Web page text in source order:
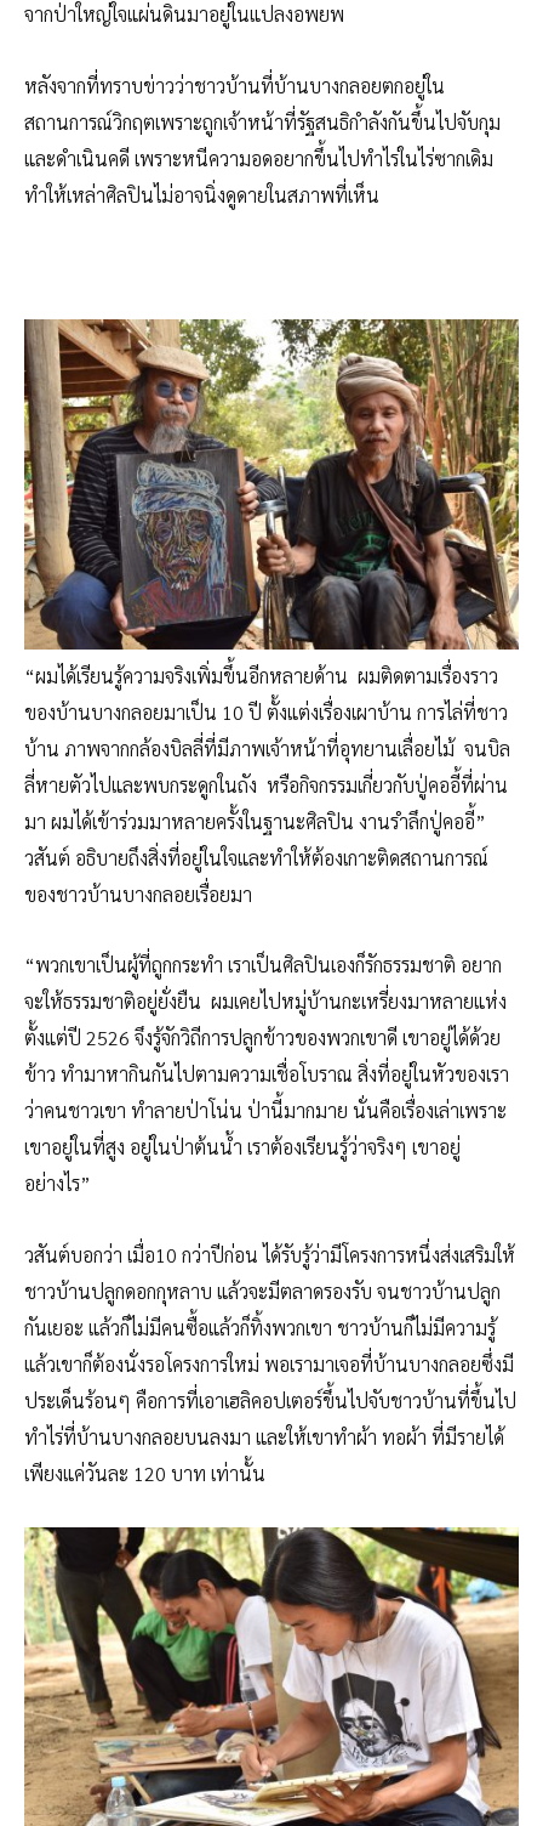
จากป่าใหญ่ใจแผ่นดินมาอยู่ในแปลงอพยพ
หลังจากที่ทราบข่าวว่าชาวบ้านที่บ้านบางกลอยตกอยู่ใน
สถานการณ์วิกฤตเพราะถูกเจ้าหน้าที่รัฐสนธิกำลังกันขึ้นไปจับกุม
และดำเนินคดี เพราะหนีความอดอยากขึ้นไปทำไร่ในไร่ซากเดิม
ทำให้เหล่าศิลปินไม่อาจนิ่งดูดายในสภาพที่เห็น
“ผมได้เรียนรู้ความจริงเพิ่มขึ้นอีกหลายด้าน ผมติดตามเรื่องราว
ของบ้านบางกลอยมาเป็น 10 ปี ตั้งแต่งเรื่องเผาบ้าน การไล่ที่ชาว
บ้าน ภาพจากกล้องบิลลี่ที่มีภาพเจ้าหน้าที่อุทยานเลื่อยไม้ จนบิล
ลี่หายตัวไปและพบกระดูกในถัง หรือกิจกรรมเกี่ยวกับปู่คออี้ที่ผ่าน
มา ผมได้เข้าร่วมมาหลายครั้งในฐานะศิลปิน งานรำลึกปู่คออี้”
วสันต์ อธิบายถึงสิ่งที่อยู่ในใจและทำให้ต้องเกาะติดสถานการณ์
ของชาวบ้านบางกลอยเรื่อยมา
“พวกเขาเป็นผู้ที่ถูกกระทำ เราเป็นศิลปินเองก็รักธรรมชาติ อยาก
จะให้ธรรมชาติอยู่ยั่งยืน ผมเคยไปหมู่บ้านกะเหรี่ยงมาหลายแห่ง
ตั้งแต่ปี 2526 จึงรู้จักวิถีการปลูกข้าวของพวกเขาดี เขาอยู่ได้ด้วย
ข้าว ทำมาหากินกันไปตามความเชื่อโบราณ สิ่งที่อยู่ในหัวของเรา
ว่าคนชาวเขา ทำลายป่าโน่น ป่านี้มากมาย นั่นคือเรื่องเล่าเพราะ
เขาอยู่ในที่สูง อยู่ในป่าต้นน้ำ เราต้องเรียนรู้ว่าจริงๆ เขาอยู่
อย่างไร”
วสันต์บอกว่า เมื่อ10 กว่าปีก่อน ได้รับรู้ว่ามีโครงการหนึ่งส่งเสริมให้
ชาวบ้านปลูกดอกกุหลาบ แล้วจะมีตลาดรองรับ จนชาวบ้านปลูก
กันเยอะ แล้วก็ไม่มีคนซื้อแล้วก็ทิ้งพวกเขา ชาวบ้านก็ไม่มีความรู้
แล้วเขาก็ต้องนั่งรอโครงการใหม่ พอเรามาเจอที่บ้านบางกลอยซึ่งมี
ประเด็นร้อนๆ คือการที่เอาเฮลิคอปเตอร์ขึ้นไปจับชาวบ้านที่ขึ้นไป
ทำไร่ที่บ้านบางกลอยบนลงมา และให้เขาทำผ้า ทอผ้า ที่มีรายได้
เพียงแค่วันละ 120 บาท เท่านั้น